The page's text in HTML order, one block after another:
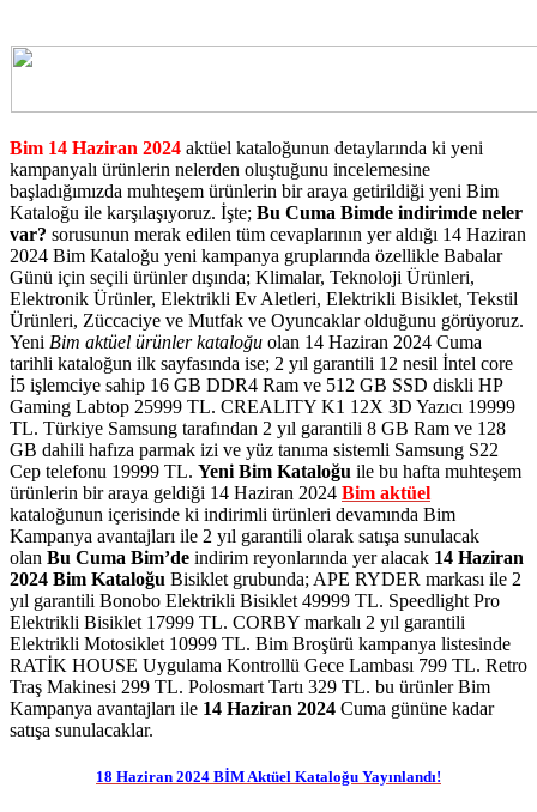
Bim 14 Haziran 2024 aktüel kataloğunun detaylarında ki yeni
kampanyalı ürünlerin nelerden oluştuğunu incelemesine
başladığımızda muhteşem ürünlerin bir araya getirildiği yeni Bim
Kataloğu ile karşılaşıyoruz. İşte; Bu Cuma Bimde indirimde neler
var? sorusunun merak edilen tüm cevaplarının yer aldığı 14 Haziran
2024 Bim Kataloğu yeni kampanya gruplarında özellikle Babalar
Günü için seçili ürünler dışında; Klimalar, Teknoloji Ürünleri,
Elektronik Ürünler, Elektrikli Ev Aletleri, Elektrikli Bisiklet, Tekstil
Ürünleri, Züccaciye ve Mutfak ve Oyuncaklar olduğunu görüyoruz.
Yeni Bim aktüel ürünler kataloğu olan 14 Haziran 2024 Cuma
tarihli kataloğun ilk sayfasında ise; 2 yıl garantili 12 nesil İntel core
İ5 işlemciye sahip 16 GB DDR4 Ram ve 512 GB SSD diskli HP
Gaming Labtop 25999 TL. CREALITY K1 12X 3D Yazıcı 19999
TL. Türkiye Samsung tarafından 2 yıl garantili 8 GB Ram ve 128
GB dahili hafıza parmak izi ve yüz tanıma sistemli Samsung S22
Cep telefonu 19999 TL. Yeni Bim Kataloğu ile bu hafta muhteşem
ürünlerin bir araya geldiği 14 Haziran 2024 Bim aktüel
kataloğunun içerisinde ki indirimli ürünleri devamında Bim
Kampanya avantajları ile 2 yıl garantili olarak satışa sunulacak
olan Bu Cuma Bim’de indirim reyonlarında yer alacak 14 Haziran
2024 Bim Kataloğu Bisiklet grubunda; APE RYDER markası ile 2
yıl garantili Bonobo Elektrikli Bisiklet 49999 TL. Speedlight Pro
Elektrikli Bisiklet 17999 TL. CORBY markalı 2 yıl garantili
Elektrikli Motosiklet 10999 TL. Bim Broşürü kampanya listesinde
RATİK HOUSE Uygulama Kontrollü Gece Lambası 799 TL. Retro
Traş Makinesi 299 TL. Polosmart Tartı 329 TL. bu ürünler Bim
Kampanya avantajları ile 14 Haziran 2024 Cuma gününe kadar
satışa sunulacaklar.
18 Haziran 2024 BİM Aktüel Kataloğu Yayınlandı!